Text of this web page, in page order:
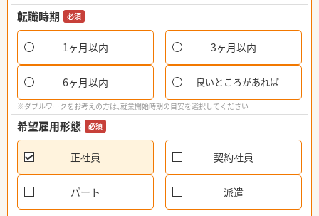
転職時期 必須
1ヶ月以内 3ヶ月以内
6ヶ月以内 良いところがあれば
※ダブルワークをお考えの方は、就業開始時期の目安を選択してください
希望雇用形態 必須
正社員 契約社員
パート 派遣